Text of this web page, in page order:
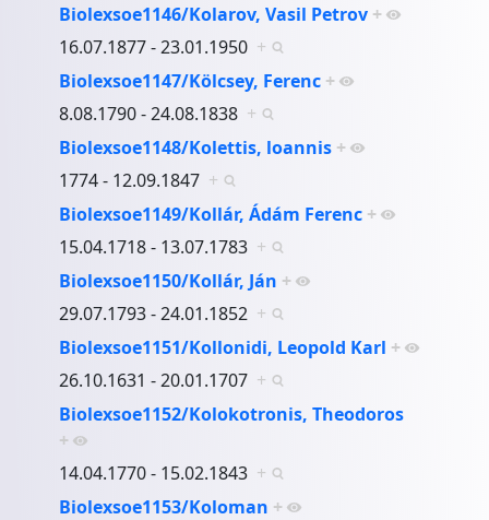
Biolexsoe1146/Kolarov, Vasil Petrov +
16.07.1877 - 23.01.1950 +
Biolexsoe1147/Kölcsey, Ferenc +
8.08.1790 - 24.08.1838 +
Biolexsoe1148/Kolettis, loannis +
1774 - 12.09.1847 +
Biolexsoe1149/Kollár, Ádám Ferenc +
15.04.1718 - 13.07.1783 +
Biolexsoe1150/Kollár, Ján +
29.07.1793 - 24.01.1852 +
Biolexsoe1151/Kollonidi, Leopold Karl +
26.10.1631 - 20.01.1707 +
Biolexsoe1152/Kolokotronis, Theodoros
+
14.04.1770 - 15.02.1843 +
Biolexsoe1153/Koloman +